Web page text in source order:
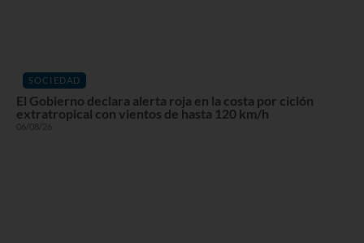
SOCIEDAD
El Gobierno declara alerta roja en la costa por ciclón
extratropical con vientos de hasta 120 km/h
06/08/26